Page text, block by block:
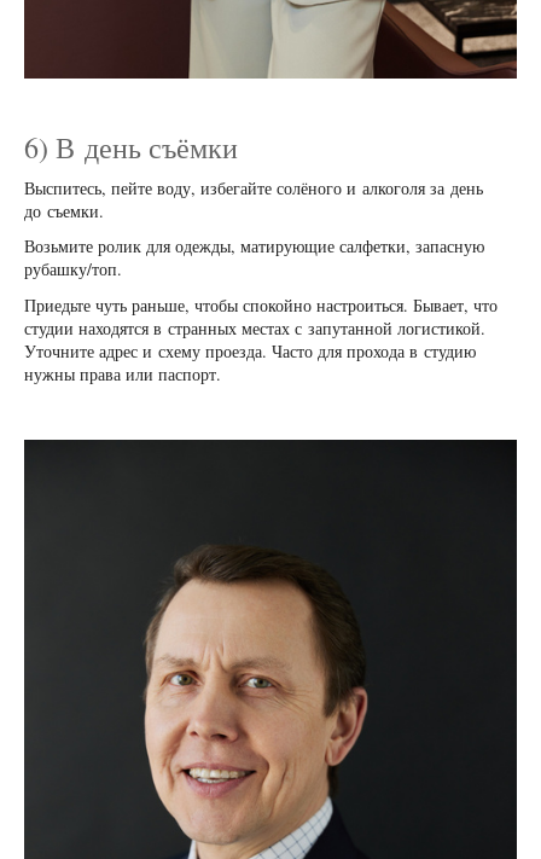
6) В день съёмки
Выспитесь, пейте воду, избегайте солёного и алкоголя за день
до съемки.
Возьмите ролик для одежды, матирующие салфетки, запасную
рубашку/топ.
Приедьте чуть раньше, чтобы спокойно настроиться. Бывает, что
студии находятся в странных местах с запутанной логистикой.
Уточните адрес и схему проезда. Часто для прохода в студию
нужны права или паспорт.